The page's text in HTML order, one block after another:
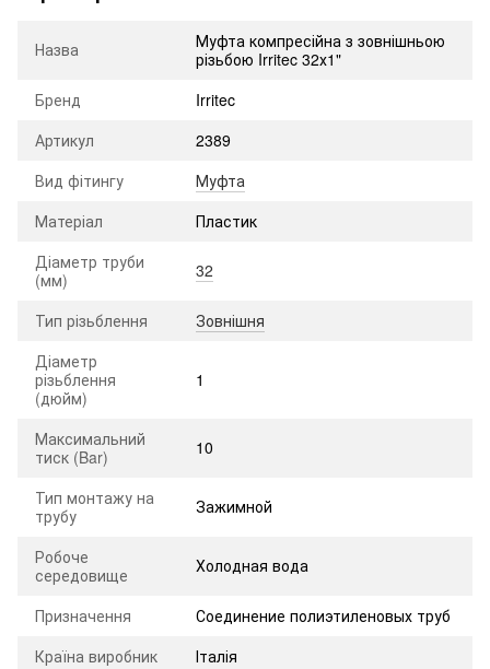
Назва
Муфта компресійна з зовнішньою
різьбою Irritec 32х1"
Бренд
Irritec
Артикул
2389
Вид фітингу
Муфта
Матеріал
Пластик
Діаметр труби
(мм)
32
Тип різьблення
Зовнішня
Діаметр
різьблення
(дюйм)
1
Максимальний
тиск (Bar)
10
Тип монтажу на
трубу
Зажимной
Робоче
середовище
Холодная вода
Призначення
Соединение полиэтиленовых труб
Країна виробник
Італія